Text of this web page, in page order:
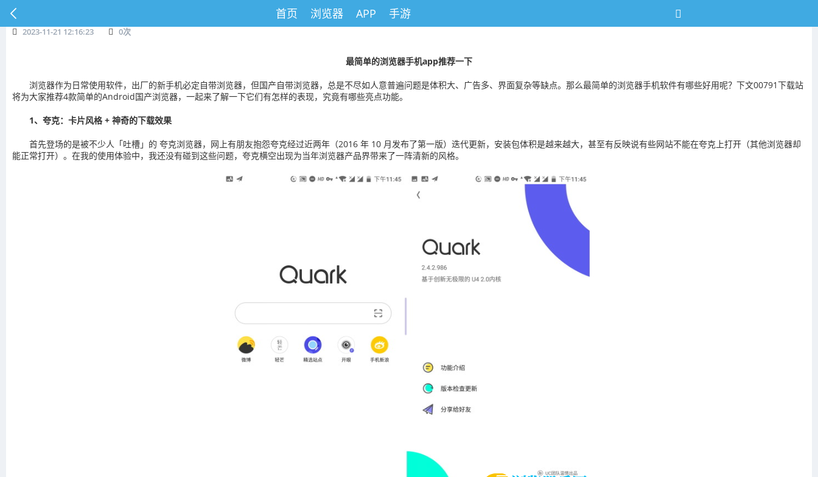
首页 浏览器 APP 手游
2023-11-21 12:16:23 0次
最简单的浏览器手机app推荐一下
浏览器作为日常使用软件，出厂的新手机必定自带浏览器，但国产自带浏览器，总是不尽如人意普遍问题是体积大、广告多、界面复杂等缺点。那么最简单的浏览器手机软件有哪些好用呢？下文00791下载站
将为大家推荐4款简单的Android国产浏览器，一起来了解一下它们有怎样的表现，究竟有哪些亮点功能。
1、夸克：卡片风格 + 神奇的下载效果
首先登场的是被不少人「吐槽」的 夸克浏览器，网上有朋友抱怨夸克经过近两年（2016 年 10 月发布了第一版）迭代更新，安装包体积是越来越大，甚至有反映说有些网站不能在夸克上打开（其他浏览器却
能正常打开）。在我的使用体验中，我还没有碰到这些问题，夸克横空出现为当年浏览器产品界带来了一阵清新的风格。